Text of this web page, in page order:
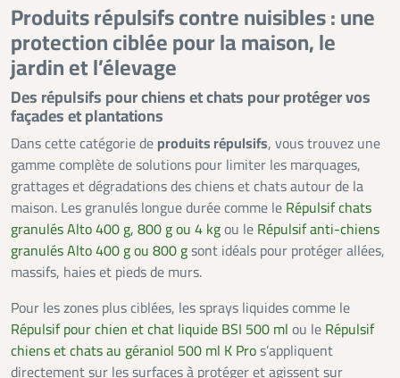
Produits répulsifs contre nuisibles : une
protection ciblée pour la maison, le
jardin et l’élevage
Des répulsifs pour chiens et chats pour protéger vos
façades et plantations
Dans cette catégorie de produits répulsifs, vous trouvez une
gamme complète de solutions pour limiter les marquages,
grattages et dégradations des chiens et chats autour de la
maison. Les granulés longue durée comme le Répulsif chats
granulés Alto 400 g, 800 g ou 4 kgou le Répulsif anti-chiens
granulés Alto 400 g ou 800 gsont idéals pour protéger allées,
massifs, haies et pieds de murs.
Pour les zones plus ciblées, les sprays liquides comme le
Répulsif pour chien et chat liquide BSI 500 ml ou le Répulsif
chiens et chats au géraniol 500 ml K Pros’appliquent
directement sur les surfaces à protéger et agissent sur